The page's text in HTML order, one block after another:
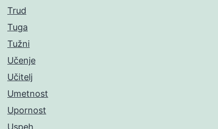
Trud
Tuga
Tužni
Učenje
Učitelj
Umetnost
Upornost